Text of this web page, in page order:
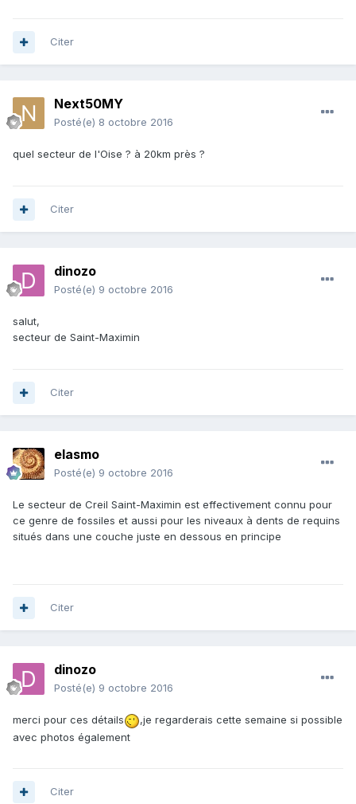
Citer
Next50MY
Posté(e) 8 octobre 2016
quel secteur de l'Oise ? à 20km près ?
Citer
dinozo
Posté(e) 9 octobre 2016
salut,
secteur de Saint-Maximin
Citer
elasmo
Posté(e) 9 octobre 2016
Le secteur de Creil Saint-Maximin est effectivement connu pour
ce genre de fossiles et aussi pour les niveaux à dents de requins
situés dans une couche juste en dessous en principe
Citer
dinozo
Posté(e) 9 octobre 2016
merci pour ces détails
,je regarderais cette semaine si possible
avec photos également
Citer